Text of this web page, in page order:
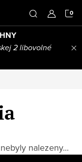
2 libovolné
nebyly nalezeny...